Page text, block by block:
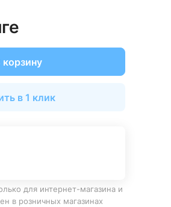
корзину
в 1 клик
для интернет-магазина и
в розничных магазинах